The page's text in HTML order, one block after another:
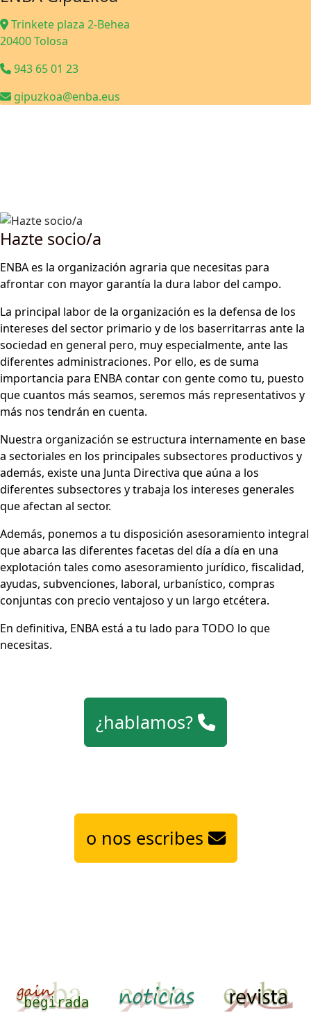
Trinkete plaza 2-Behea
20400 Tolosa
943 65 01 23
gipuzkoa@enba.eus
Hazte socio/a
ENBA es la organización agraria que necesitas para
afrontar con mayor garantía la dura labor del campo.
La principal labor de la organización es la defensa de los
intereses del sector primario y de los baserritarras ante la
sociedad en general pero, muy especialmente, ante las
diferentes administraciones. Por ello, es de suma
importancia para ENBA contar con gente como tu, puesto
que cuantos más seamos, seremos más representativos y
más nos tendrán en cuenta.
Nuestra organización se estructura internamente en base
a sectoriales en los principales subsectores productivos y
además, existe una Junta Directiva que aúna a los
diferentes subsectores y trabaja los intereses generales
que afectan al sector.
Además, ponemos a tu disposición asesoramiento integral
que abarca las diferentes facetas del día a día en una
explotación tales como asesoramiento jurídico, fiscalidad,
ayudas, subvenciones, laboral, urbanístico, compras
conjuntas con precio ventajoso y un largo etcétera.
En definitiva, ENBA está a tu lado para TODO lo que
necesitas.
¿hablamos?
o nos escribes